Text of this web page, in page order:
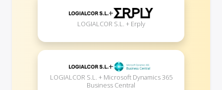
+
LOGIALCOR S.L. + Erply
+
LOGIALCOR S.L. + Microsoft Dynamics 365
Business Central